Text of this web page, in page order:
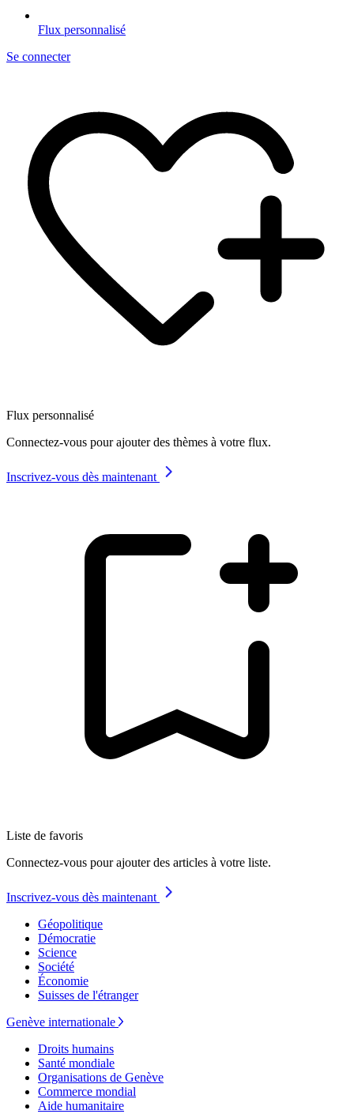
Flux personnalisé
Se connecter
Flux personnalisé
Connectez-vous pour ajouter des thèmes à votre flux.
Inscrivez-vous dès maintenant
Liste de favoris
Connectez-vous pour ajouter des articles à votre liste.
Inscrivez-vous dès maintenant
Géopolitique
Démocratie
Science
Société
Économie
Suisses de l'étranger
Genève internationale
Droits humains
Santé mondiale
Organisations de Genève
Commerce mondial
Aide humanitaire